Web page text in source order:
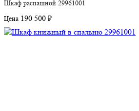
Шкаф распашной 29961001
Цена 190 500 ₽